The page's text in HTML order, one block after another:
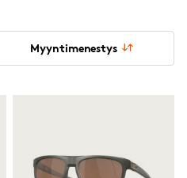
Myyntimenestys